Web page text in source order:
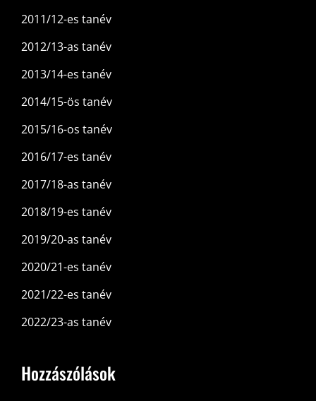
2011/12-es tanév
2012/13-as tanév
2013/14-es tanév
2014/15-ös tanév
2015/16-os tanév
2016/17-es tanév
2017/18-as tanév
2018/19-es tanév
2019/20-as tanév
2020/21-es tanév
2021/22-es tanév
2022/23-as tanév
Hozzászólások